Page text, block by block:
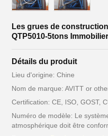
Les grues de
QTP5010-5tons Immobilier
Détails du produit
Lieu d'origine: Chine
Nom de marque: AVITT or
Certification: CE, ISO, GOST,
Numéro de modèle: Le
atmosphérique doit être